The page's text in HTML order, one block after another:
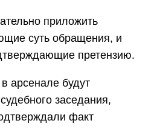
приложить
суть обращения, и
претензию.
арсенале будут
заседания,
факт